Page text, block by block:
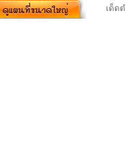
เด็ด